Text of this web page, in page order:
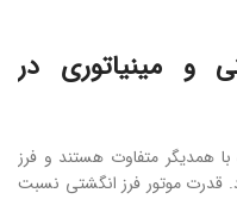
و مینیاتوری در
با همدیگر متفاوت هستند و فرز
قدرت موتور فرز انگشتی نسبت